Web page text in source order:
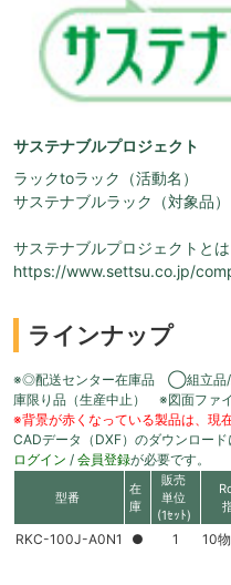
サステナブルプロジェクト
ラックtoラック（活動名）
サステナブルラック（対象品）
サステナブルプロジェクトとは
https://www.settsu.co.jp/
ラインナップ
※◎配送センター在庫品 ◯組立
庫限り品（生産中止） ※図面ファ
※背景が赤くなっている製品は、現
CADデータ（DXF）のダウンロード
ログイン / 会員登録が必要です。
型番
在
庫
販売
単位
(1ｾｯﾄ)
RKC-100J-A0N1 ● 1 10